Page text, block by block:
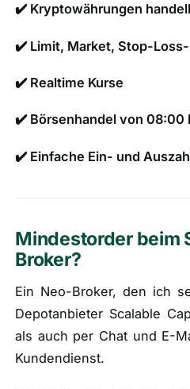
✔️ Kryptowährungen
✔️ Limit, Market, Stop-
✔️ Realtime Kurse
✔️ Börsenhandel von 08:00
✔️ Einfache Ein- und
Mindestorder beim
Broker?
Ein Neo-Broker, den ich
Depotanbieter Scalable
als auch per Chat und E-
Kundendienst.